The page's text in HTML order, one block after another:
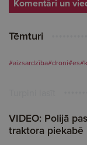
Komentāri un
Tēmturi
#aizsardzība#droni#es
VIDEO: Polijā
traktora piekabē